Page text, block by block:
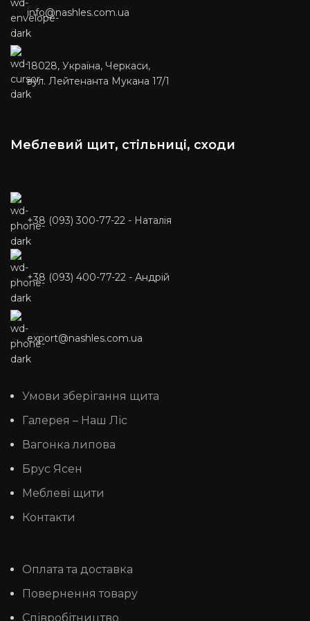
розмірами, уточнюйте у
менеджера. Доставка: 50%
передоплати та за умовами
перевізника. (НП, SAT, Delivery,
Meest Express)
info@nashles.com.ua
18028, Україна, Черкаси,
вул. Лейтенанта Мукана 17/1
Меблевий щит, стільниці, сходи
+38 (093) 300-77-22 - Наталія
+38 (093) 400-77-22 - Андрій
export@nashles.com.ua
Умови зберігання щита
Галерея – Наш Ліс
Вагонка липова
Брус Ясен
Меблеві щити
Контакти
Оплата та доставка
Повернення товару
Співробітництво